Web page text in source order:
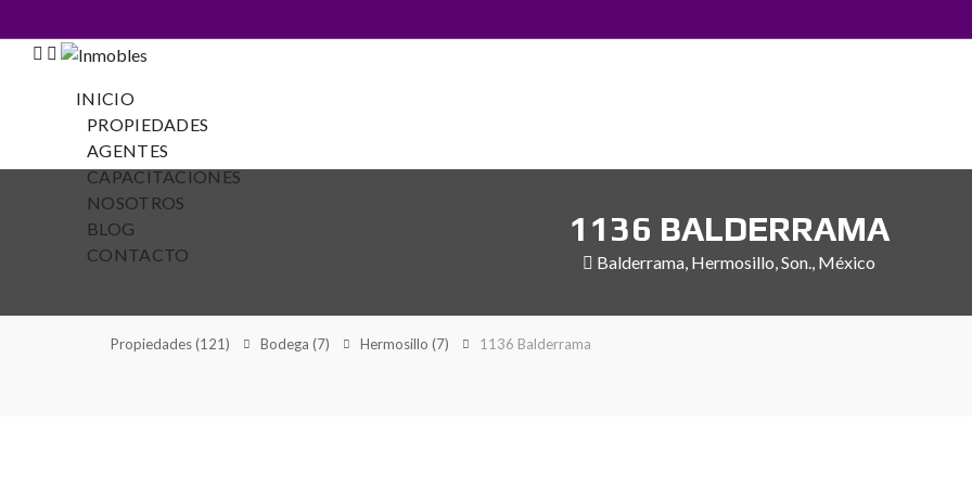
INICIO
PROPIEDADES
AGENTES
CAPACITACIONES
NOSOTROS
BLOG
CONTACTO
1136 BALDERRAMA
Balderrama, Hermosillo, Son., México
Propiedades(121) Bodega (7) Hermosillo (7) 1136 Balderrama